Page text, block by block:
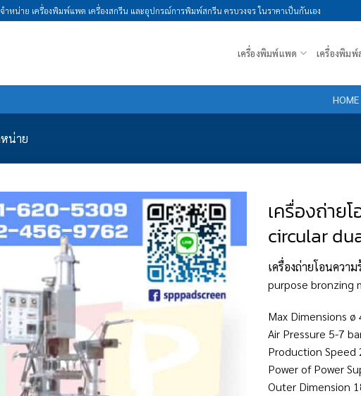
ำหน่าย เครื่องพิมพ์แพด เครื่องสกรีน และอุปกรณ์การพิมพ์สกรีน ครบวงจร ในราคาเป็นกันเอง
เครื่องพิมพ์แพด เครื่องพิมพ์
HOME
น่าย
เครื่องถ่าย
circular
เครื่องถ่ายโอนควา
purpose bronzing
Max Dimensions
Air Pressure 5-7
Production Speed
Power of Power
Outer Dimension